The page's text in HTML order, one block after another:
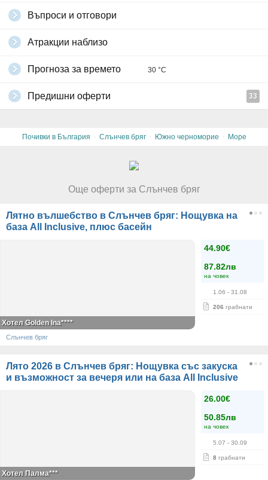
Въпроси и отговори
Атракции наблизо
Прогноза за времето 30 °C
Предишни оферти 33
Почивки в България · Слънчев бряг · Южно черноморие · Море
Още оферти за Слънчев бряг
Лятно вълшебство в Слънчев бряг: Нощувка на
база All Inclusive, плюс басейн
44.90€
87.82лв
на човек
1.06 - 31.08
206 грабнати
Хотел Golden Ina****
Слънчев бряг
Лято 2026 в Слънчев бряг: Нощувка със закуска
и възможност за вечеря или на база All Inclusive
26.00€
50.85лв
на човек
5.07 - 30.09
8 грабнати
Хотел Палма***